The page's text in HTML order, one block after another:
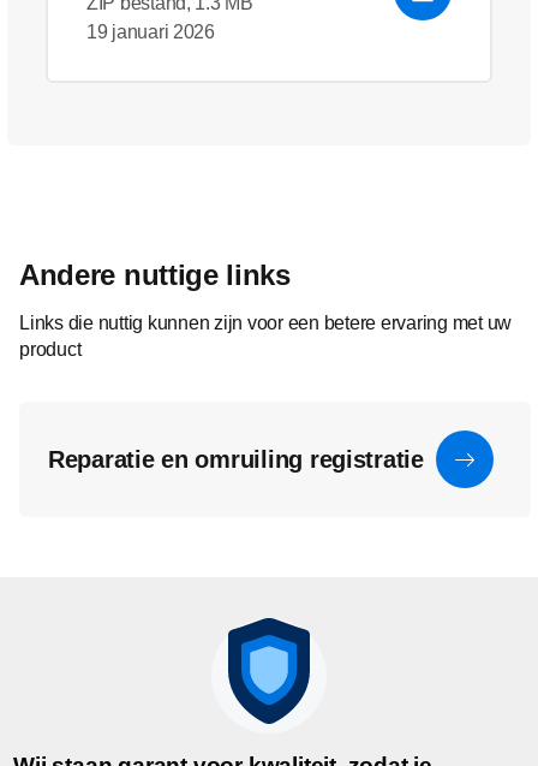
19 januari 2026
Andere nuttige links
Links die nuttig kunnen zijn voor een betere ervaring met uw
product
Reparatie en omruiling registratie